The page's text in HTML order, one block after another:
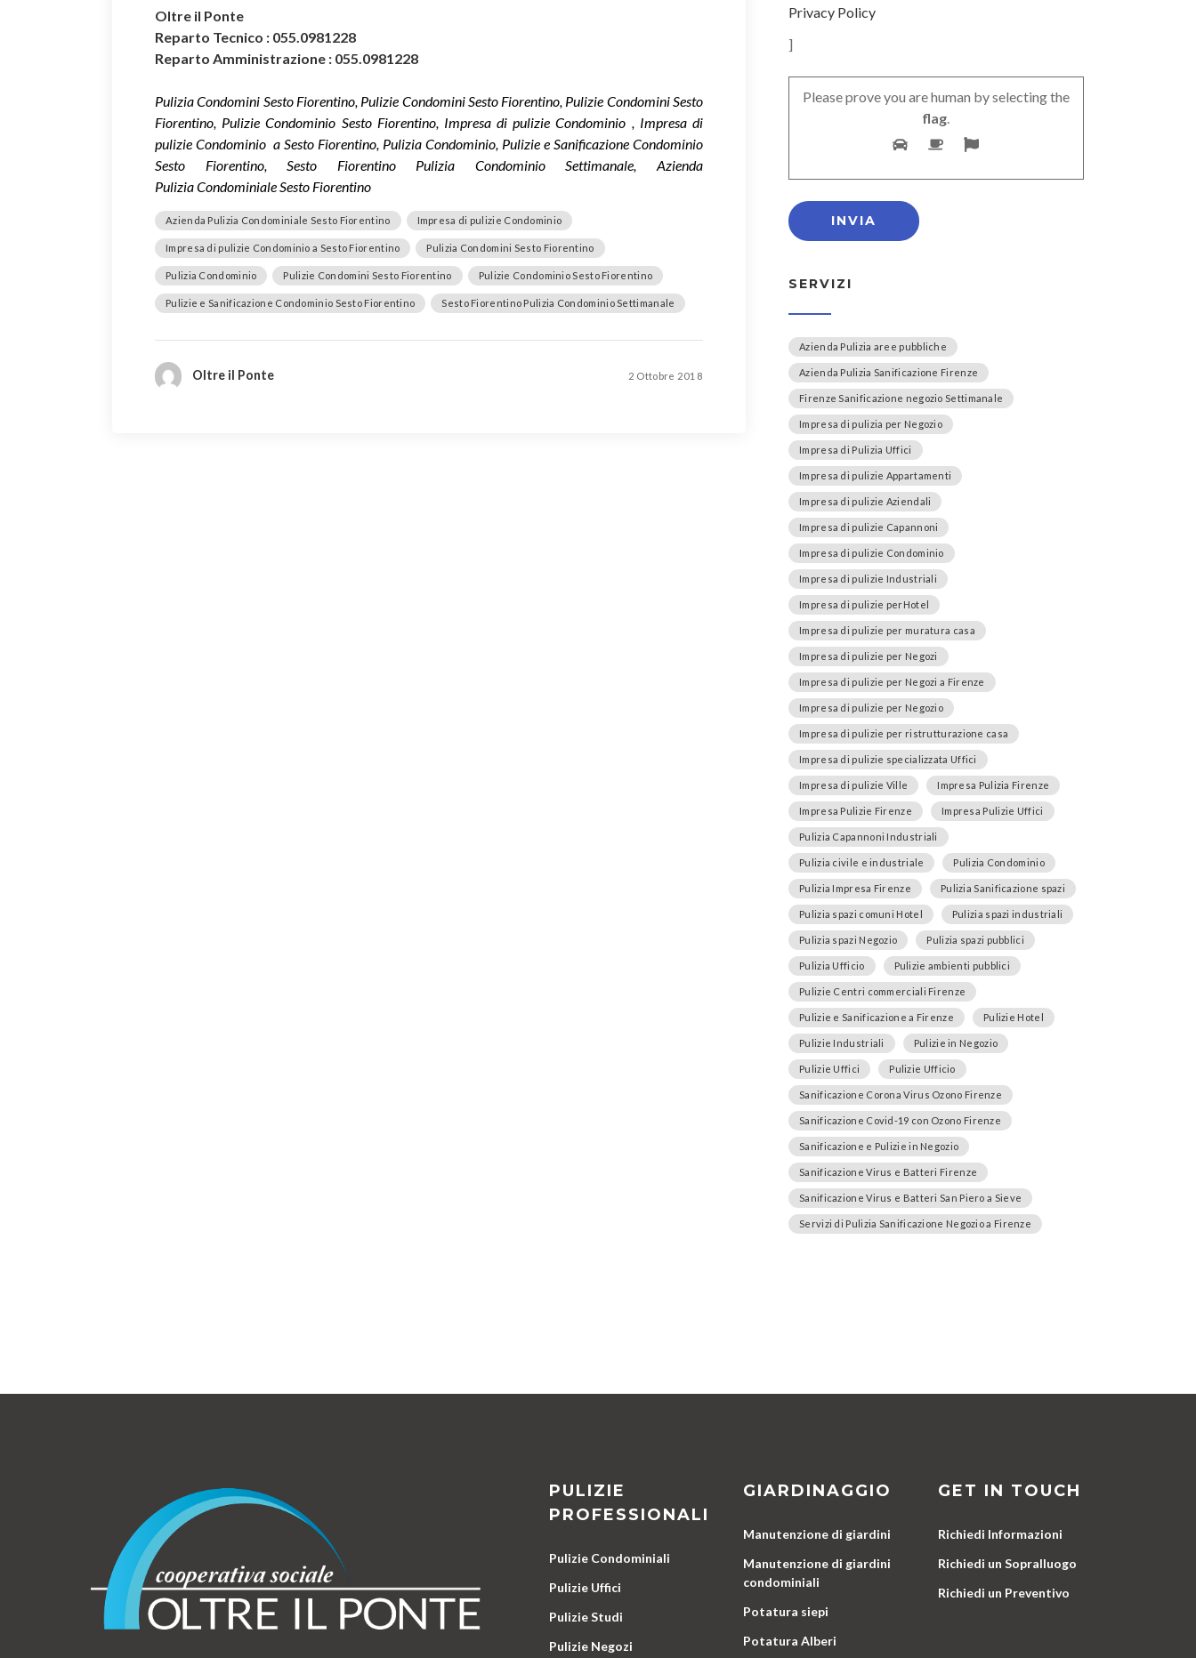
Oltre il Ponte
Reparto Tecnico : 055.0981228
Reparto Amministrazione : 055.0981228
Pulizia Condomini Sesto Fiorentino, Pulizie Condomini Sesto Fiorentino, Pulizie Condomini Sesto
Fiorentino, Pulizie Condominio Sesto Fiorentino, Impresa di pulizie Condominio , Impresa di
pulizie Condominio a Sesto Fiorentino, Pulizia Condominio, Pulizie e Sanificazione Condominio
Sesto Fiorentino, Sesto Fiorentino Pulizia Condominio Settimanale, Azienda
Pulizia Condominiale Sesto Fiorentino
Azienda Pulizia Condominiale Sesto Fiorentino Impresa di pulizie Condominio
Impresa di pulizie Condominio a Sesto Fiorentino Pulizia Condomini Sesto Fiorentino
Pulizia Condominio Pulizie Condomini Sesto Fiorentino Pulizie Condominio Sesto Fiorentino
Pulizie e Sanificazione Condominio Sesto Fiorentino Sesto Fiorentino Pulizia Condominio Settimanale
Oltre il Ponte 2 Ottobre 2018
Privacy Policy
]
Please prove you are human by selecting the
flag.
SERVIZI
Azienda Pulizia aree pubbliche
Azienda Pulizia Sanificazione Firenze
Firenze Sanificazione negozio Settimanale
Impresa di pulizia per Negozio
Impresa di Pulizia Uffici
Impresa di pulizie Appartamenti
Impresa di pulizie Aziendali
Impresa di pulizie Capannoni
Impresa di pulizie Condominio
Impresa di pulizie Industriali
Impresa di pulizie perHotel
Impresa di pulizie per muratura casa
Impresa di pulizie per Negozi
Impresa di pulizie per Negozi a Firenze
Impresa di pulizie per Negozio
Impresa di pulizie per ristrutturazione casa
Impresa di pulizie specializzata Uffici
Impresa di pulizie Ville Impresa Pulizia Firenze
Impresa Pulizie Firenze Impresa Pulizie Uffici
Pulizia Capannoni Industriali
Pulizia civile e industriale Pulizia Condominio
Pulizia Impresa Firenze Pulizia Sanificazione spazi
Pulizia spazi comuni Hotel Pulizia spazi industriali
Pulizia spazi Negozio Pulizia spazi pubblici
Pulizia Ufficio Pulizie ambienti pubblici
Pulizie Centri commerciali Firenze
Pulizie e Sanificazione a Firenze Pulizie Hotel
Pulizie Industriali Pulizie in Negozio
Pulizie Uffici Pulizie Ufficio
Sanificazione Corona Virus Ozono Firenze
Sanificazione Covid-19 con Ozono Firenze
Sanificazione e Pulizie in Negozio
Sanificazione Virus e Batteri Firenze
Sanificazione Virus e Batteri San Piero a Sieve
Servizi di Pulizia Sanificazione Negozio a Firenze
PULIZIE
PROFESSIONALI
Pulizie Condominiali
Pulizie Uffici
Pulizie Studi
Pulizie Negozi
GIARDINAGGIO
Manutenzione di giardini
Manutenzione di giardini
condominiali
Potatura siepi
Potatura Alberi
GET IN TOUCH
Richiedi Informazioni
Richiedi un Sopralluogo
Richiedi un Preventivo